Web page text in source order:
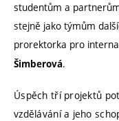
studentům a
stejně jako týmům
prorektorka pro
Šimberová.
Úspěch tří projektů
vzdělávání a jeho